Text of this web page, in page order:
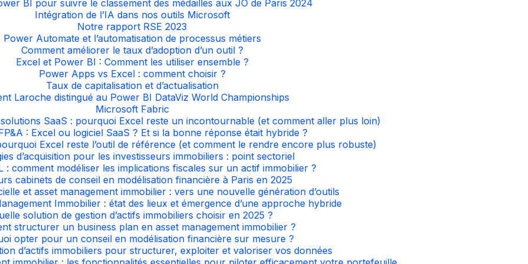
BI pour suivre le classement des médailles aux JO de Paris 2024
Intégration de l’IA dans nos outils Microsoft
Notre rapport RSE 2023
Power Automate et l’automatisation de processus métiers
Comment améliorer le taux d’adoption d’un outil ?
Excel et Power BI : Comment les utiliser ensemble ?
Power Apps vs Excel : comment choisir ?
Taux de capitalisation et d’actualisation
Laroche distingué au Power BI DataViz World Championships
Microsoft Fabric
SaaS : pourquoi Excel reste un incontournable (et comment aller plus loin)
: Excel ou logiciel SaaS ? Et si la bonne réponse était hybride ?
Excel reste l’outil de référence (et comment le rendre encore plus robuste)
d’acquisition pour les investisseurs immobiliers : point sectoriel
: comment modéliser les implications fiscales sur un actif immobilier ?
cabinets de conseil en modélisation financière à Paris en 2025
et asset management immobilier : vers une nouvelle génération d’outils
Immobilier : état des lieux et émergence d’une approche hybride
solution de gestion d’actifs immobiliers choisir en 2025 ?
structurer un business plan en asset management immobilier ?
opter pour un conseil en modélisation financière sur mesure ?
d’actifs immobiliers pour structurer, exploiter et valoriser vos données